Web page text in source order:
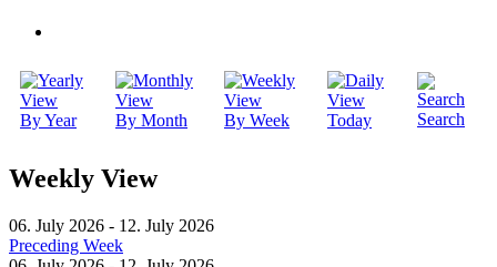
By Year By Month By Week Today Search
Weekly View
06. July 2026 - 12. July 2026
Preceding Week